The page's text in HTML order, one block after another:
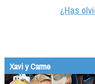
¿Has
Xavi y Carme